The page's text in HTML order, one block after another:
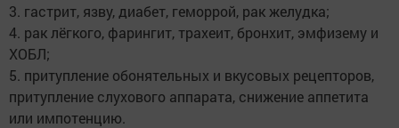
3. гастрит, язву, диабет, геморрой, рак желудка;
4. рак лёгкого, фарингит, трахеит, бронхит, эмфизему и
ХОБЛ;
5. притупление обонятельных и вкусовых рецепторов,
притупление слухового аппарата, снижение аппетита
или импотенцию.